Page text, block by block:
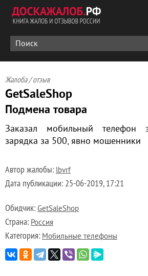
Жалоба / отзыв
GetSaleShop
Подмена товара
Заказал мобильный
зарядка за 500, явно мошенники
Автор жалобы: lbvrf
Дата публикации: 25-06-2019, 17:21
Обидчик: GetSaleShop
Страна: Россия
Категория: Мобильные телефоны